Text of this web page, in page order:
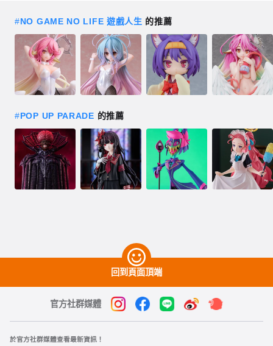
#NO GAME NO LIFE 遊戲人生 的推薦
#POP UP PARADE 的推薦
回到頁面頂端
官方社群媒體
於官方社群媒體查看最新資訊！